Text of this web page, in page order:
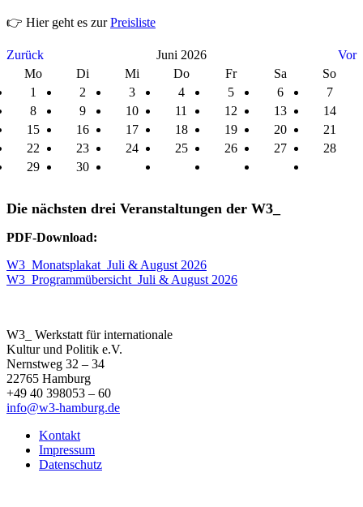
👉 Hier geht es zurPreisliste
Zurück Juni 2026
Vor
Mo
Di Mi Do Fr Sa
So
1
2 3 4 5 6
7
8
9 10 11 12 13
14
15
16 17 18 19 20
21
22
23 24 25 26 27
28
29
30
Die nächsten drei Veranstaltungen der W3_
PDF-Download:
W3_Monatsplakat_Juli & August 2026
W3_Programmübersicht_Juli & August 2026
W3_ Werkstatt für internationale
Kultur und Politik e.V.
Nernstweg 32 – 34
22765 Hamburg
+49 40 398053 – 60
info@w3-hamburg.de
Kontakt
Impressum
Datenschutz